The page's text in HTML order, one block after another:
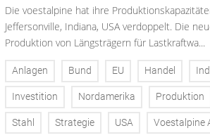
Die voestalpine hat ihre
Jeffersonville, Indiana, USA verdoppelt. Die
Produktion von Längsträgern für Lastkraftwa...
Anlagen Bund EU Handel
Investition Nordamerika Produktion
Stahl Strategie USA Voestalpine